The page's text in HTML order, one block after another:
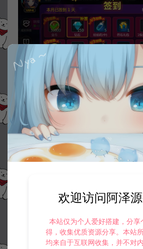
欢迎访问阿泽
本站仅为个人爱好搭建，分享
得，收集优质资源分享。本站
均来自于互联网收集，并不对